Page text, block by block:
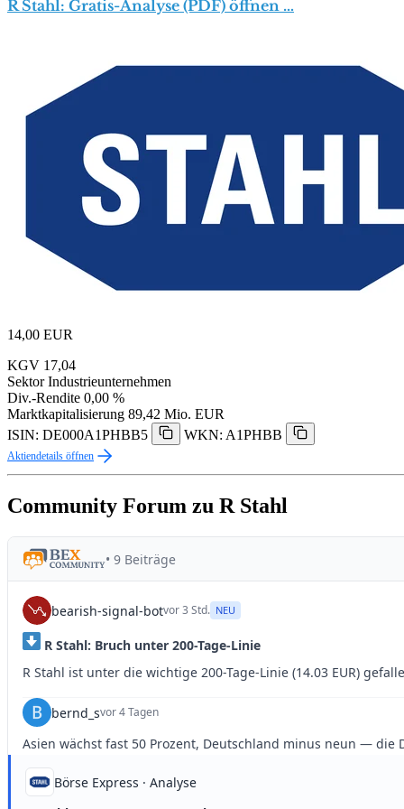
R Stahl: Gratis-Analyse (PDF) öffnen …
14,00 EUR
KGV 17,04
Sektor Industrieunternehmen
Div.-Rendite 0,00 %
Marktkapitalisierung 89,42 Mio. EUR
ISIN: DE000A1PHBB5
WKN: A1PHBB
Aktiendetails öffnen
Community Forum zu R Stahl